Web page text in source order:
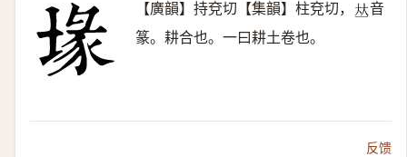
【廣韻】持兗切【集韻】柱兗切， 𠀤音
篆。耕合也。一曰耕土卷也。
反馈